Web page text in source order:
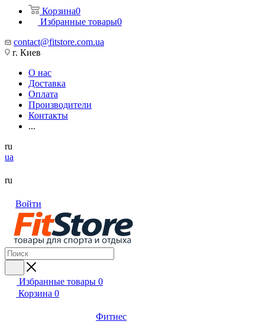
Корзина0
Избранные товары0
contact@fitstore.com.ua
г. Киев
О нас
Доставка
Оплата
Производители
Контакты
...
ru
ua
ru
Войти
Избранные товары 0
Корзина 0
Фитнес